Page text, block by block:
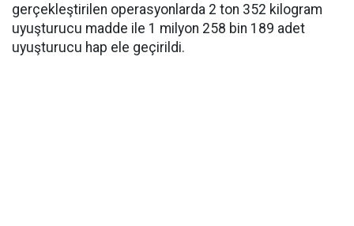
gerçekleştirilen operasyonlarda 2 ton 352 kilogram
uyuşturucu madde ile 1 milyon 258 bin 189 adet
uyuşturucu hap ele geçirildi.